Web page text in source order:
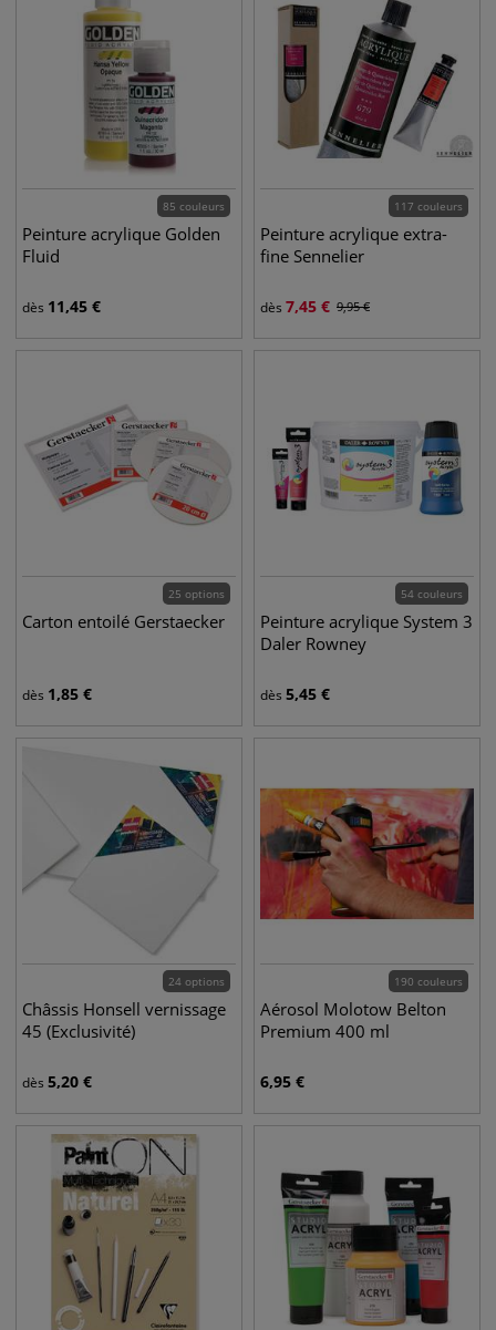
85 couleurs
Peinture acrylique Golden
Fluid
dès 11,45 €
117 couleurs
Peinture acrylique extra-
fine Sennelier
dès 7,45 € 9,95€
25 options
Carton entoilé Gerstaecker
dès 1,85 €
54 couleurs
Peinture acrylique System 3
Daler Rowney
dès 5,45 €
24 options
Châssis Honsell vernissage
45 (Exclusivité)
dès 5,20 €
190 couleurs
Aérosol Molotow Belton
Premium 400 ml
6,95 €